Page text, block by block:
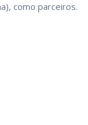
como parceiros.